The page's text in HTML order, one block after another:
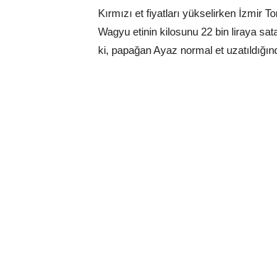
Kırmızı et fiyatları yükselirken İzmir
Wagyu etinin kilosunu 22 bin liraya
ki, papağan Ayaz normal et